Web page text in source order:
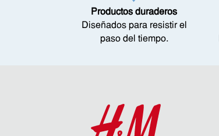
Productos duraderos
Diseñados para resistir el
paso del tiempo.